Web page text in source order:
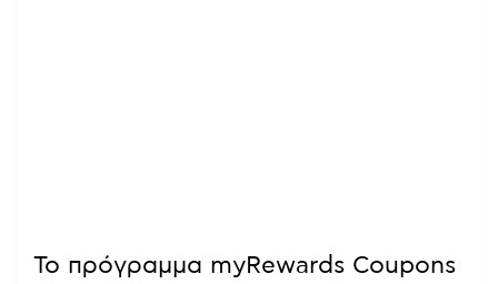
Το πρόγραμμα myRewards Coupons